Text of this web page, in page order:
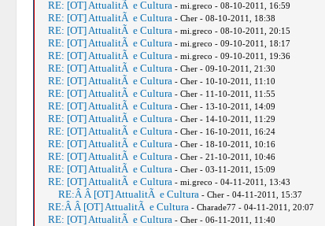
RE: [OT] AttualitÃ e Cultura - mi.greco - 08-10-2011, 16:59
RE: [OT] AttualitÃ e Cultura - Cher - 08-10-2011, 18:38
RE: [OT] AttualitÃ e Cultura - mi.greco - 08-10-2011, 20:15
RE: [OT] AttualitÃ e Cultura - mi.greco - 09-10-2011, 18:17
RE: [OT] AttualitÃ e Cultura - mi.greco - 09-10-2011, 19:36
RE: [OT] AttualitÃ e Cultura - Cher - 09-10-2011, 21:30
RE: [OT] AttualitÃ e Cultura - Cher - 10-10-2011, 11:10
RE: [OT] AttualitÃ e Cultura - Cher - 11-10-2011, 11:55
RE: [OT] AttualitÃ e Cultura - Cher - 13-10-2011, 14:09
RE: [OT] AttualitÃ e Cultura - Cher - 14-10-2011, 11:29
RE: [OT] AttualitÃ e Cultura - Cher - 16-10-2011, 16:24
RE: [OT] AttualitÃ e Cultura - Cher - 18-10-2011, 10:16
RE: [OT] AttualitÃ e Cultura - Cher - 21-10-2011, 10:46
RE: [OT] AttualitÃ e Cultura - Cher - 03-11-2011, 15:09
RE: [OT] AttualitÃ e Cultura - mi.greco - 04-11-2011, 13:43
RE:Â Â [OT] AttualitÃ e Cultura - Cher - 04-11-2011, 15:37
RE:Â Â [OT] AttualitÃ e Cultura - Charade77 - 04-11-2011, 20:07
RE: [OT] AttualitÃ e Cultura - Cher - 06-11-2011, 11:40